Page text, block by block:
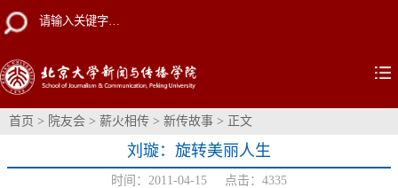
首页 > 院友会 > 薪火相传 > 新传故事 > 正文
刘璇：旋转美丽人生
时间：2011-04-15 点击： 4335